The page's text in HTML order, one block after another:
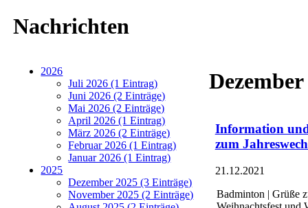
Nachrichten
2026
Juli 2026 (1 Eintrag)
Juni 2026 (2 Einträge)
Mai 2026 (2 Einträge)
April 2026 (1 Eintrag)
März 2026 (2 Einträge)
Februar 2026 (1 Eintrag)
Januar 2026 (1 Eintrag)
2025
Dezember 2025 (3 Einträge)
November 2025 (2 Einträge)
Dezember
Information
zum
21.12.2021
Badminton | Grüße